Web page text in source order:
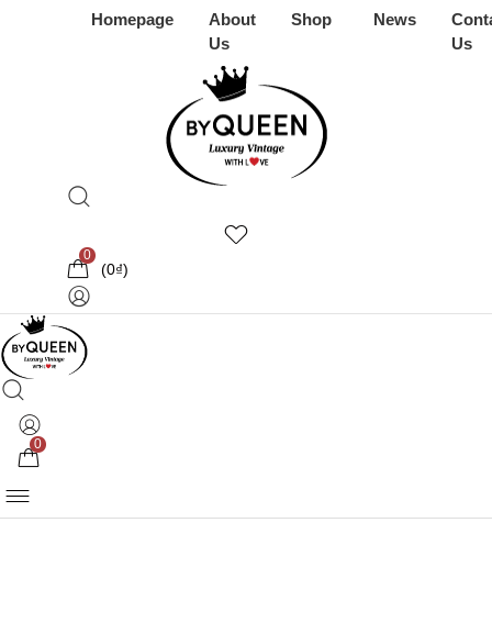
Homepage
About
Us
Shop News
Us
0
(0₫)
0